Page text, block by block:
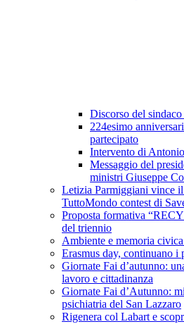
Discorso del
224esimo
partecipato
Intervento di
Messaggio del
ministri Giuseppe
Letizia Parmiggiani vince
TuttoMondo contest di
Proposta formativa
del triennio
Ambiente e memoria
Erasmus day, continuano
Giornate Fai d’autunno:
lavoro e cittadinanza
Giornate Fai d’Autunno:
psichiatria del San Lazzaro
Rigenera col Labart e